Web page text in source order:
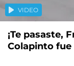
VIDEO
¡Te pasaste,
Colapinto fue